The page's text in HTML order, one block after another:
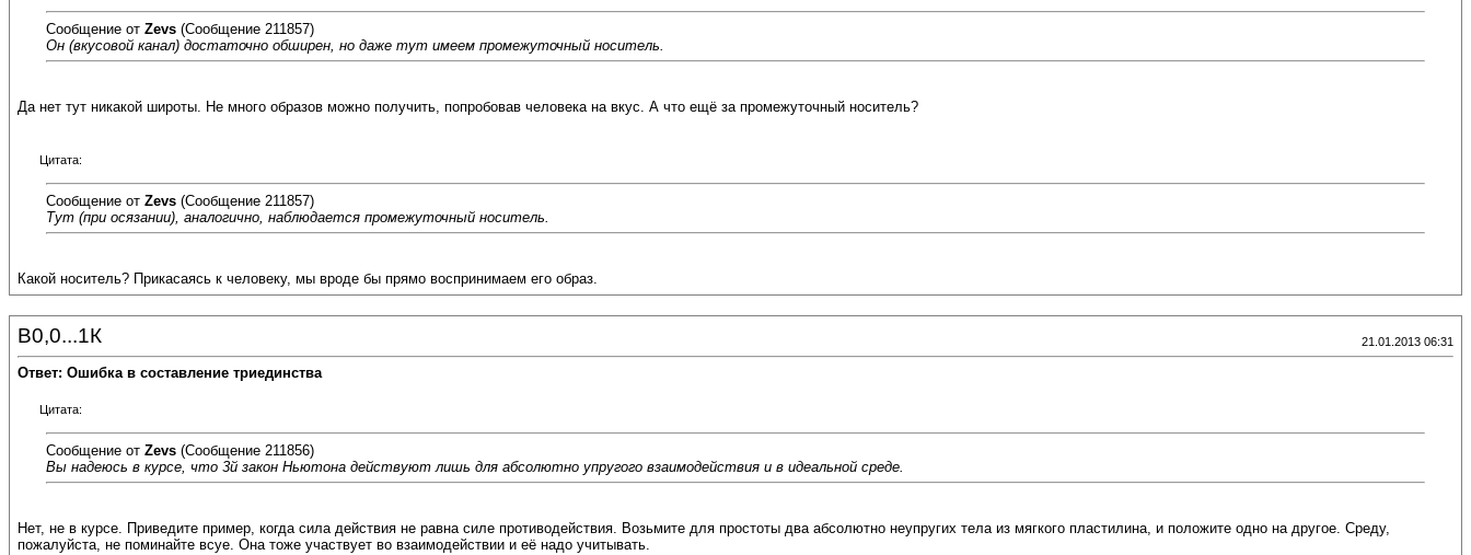
Сообщение от Zevs (Сообщение 211857)
Он (вкусовой канал) достаточно обширен, но даже тут имеем промежуточный носитель.
Да нет тут никакой широты. Не много образов можно получить, попробовав человека на вкус. А что ещё за промежуточный носитель?
Цитата:
Сообщение от Zevs (Сообщение 211857)
Тут (при осязании) , аналогично, наблюдается промежуточный носитель.
Какой носитель? Прикасаясь к человеку, мы вроде бы прямо воспринимаем его образ.
В0,0...1К 21.01.2013 06:31
Ответ: Ошибка в составление триединства
Цитата:
Сообщение от Zevs (Сообщение 211856)
Вы надеюсь в курсе, что 3й закон Ньютона действуют лишь для абсолютно упругого взаимодействия и в идеальной среде.
Нет, не в курсе. Приведите пример, когда сила действия не равна силе противодействия. Возьмите для простоты два абсолютно неупругих тела из мягкого пластилина, и положите одно на другое. Среду,
пожалуйста, не поминайте всуе. Она тоже участвует во взаимодействии и её надо учитывать.